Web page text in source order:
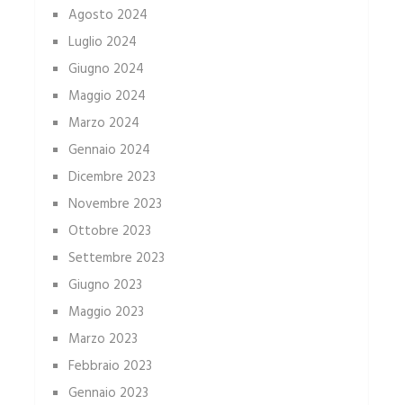
Agosto 2024
Luglio 2024
Giugno 2024
Maggio 2024
Marzo 2024
Gennaio 2024
Dicembre 2023
Novembre 2023
Ottobre 2023
Settembre 2023
Giugno 2023
Maggio 2023
Marzo 2023
Febbraio 2023
Gennaio 2023